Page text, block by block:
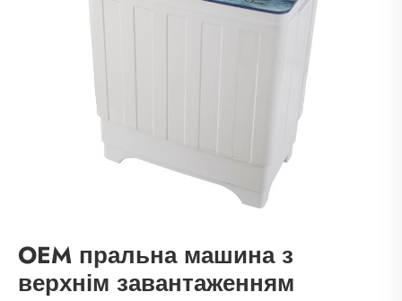
OEM пральна машина з
верхнім завантаженням